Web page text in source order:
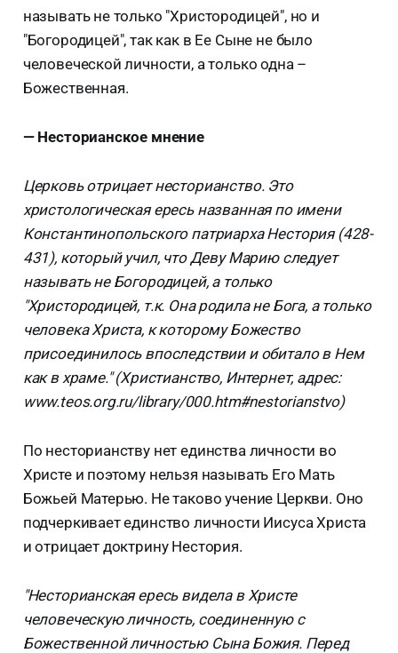
называть не только "Христородицей", но и
"Богородицей", так как в Ее Сыне не было
человеческой личности, а только одна –
Божественная.
— Несторианское мнение
Церковь отрицает несторианство. Это
христологическая ересь названная по имени
Константинопольского патриарха Нестория (428-
431), который учил, что Деву Марию следует
называть не Богородицей, а только
"Христородицей, т.к. Она родила не Бога, а только
человека Христа, к которому Божество
присоединилось впоследствии и обитало в Нем
как в храме." (Христианство, Интернет, адрес:
www.teos.org.ru/library/000.htm#nestorianstvo)
По несторианству нет единства личности во
Христе и поэтому нельзя называть Его Мать
Божьей Матерью. Не таково учение Церкви. Оно
подчеркивает единство личности Иисуса Христа
и отрицает доктрину Нестория.
"Несторианская ересь видела в Христе
человеческую личность, соединенную с
Божественной личностью Сына Божия. Перед